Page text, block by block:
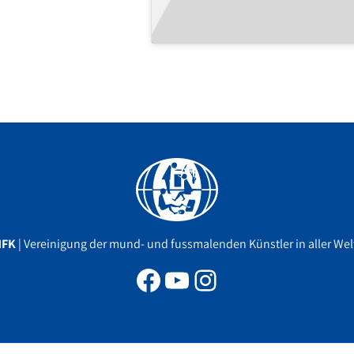
| Vereinigung der mund- und fussmalenden Künstler in aller
Facebook
YouTube
Instagram